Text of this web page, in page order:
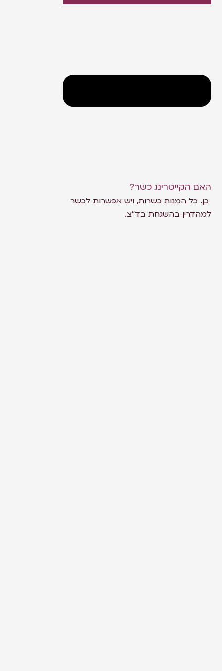
האם הקייטרינג כשר?
כן. כל המנות כשרות, ויש אפשרות לכשר
למהדרין בהשגחת בד"צ.